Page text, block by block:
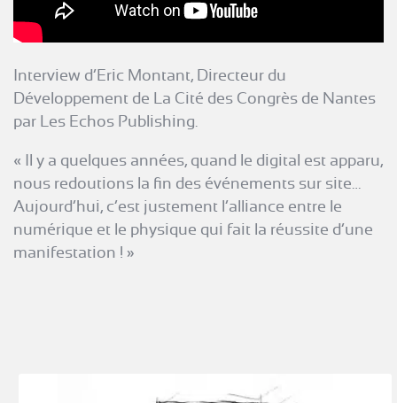
Interview d’Eric Montant, Directeur du
Développement de La Cité des Congrès de Nantes
par Les Echos Publishing.
« Il y a quelques années, quand le digital est apparu,
nous redoutions la fin des événements sur site…
Aujourd’hui, c’est justement l’alliance entre le
numérique et le physique qui fait la réussite d’une
manifestation ! »